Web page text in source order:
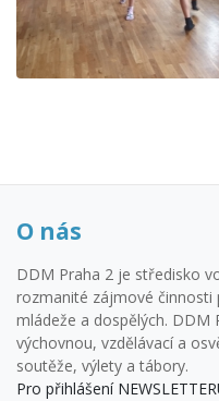
O nás
DDM Praha 2 je středisko
rozmanité zájmové činnosti
mládeže a dospělých. DDM
výchovnou, vzdělávací a
soutěže, výlety a tábory.
Pro přihlášení